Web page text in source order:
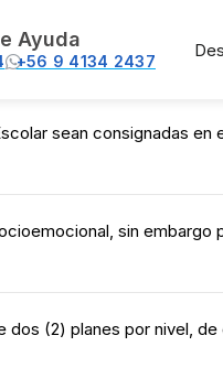
Ayuda
+56 9 4134 2437
sean consignadas en
sin embargo
(2) planes por nivel, de